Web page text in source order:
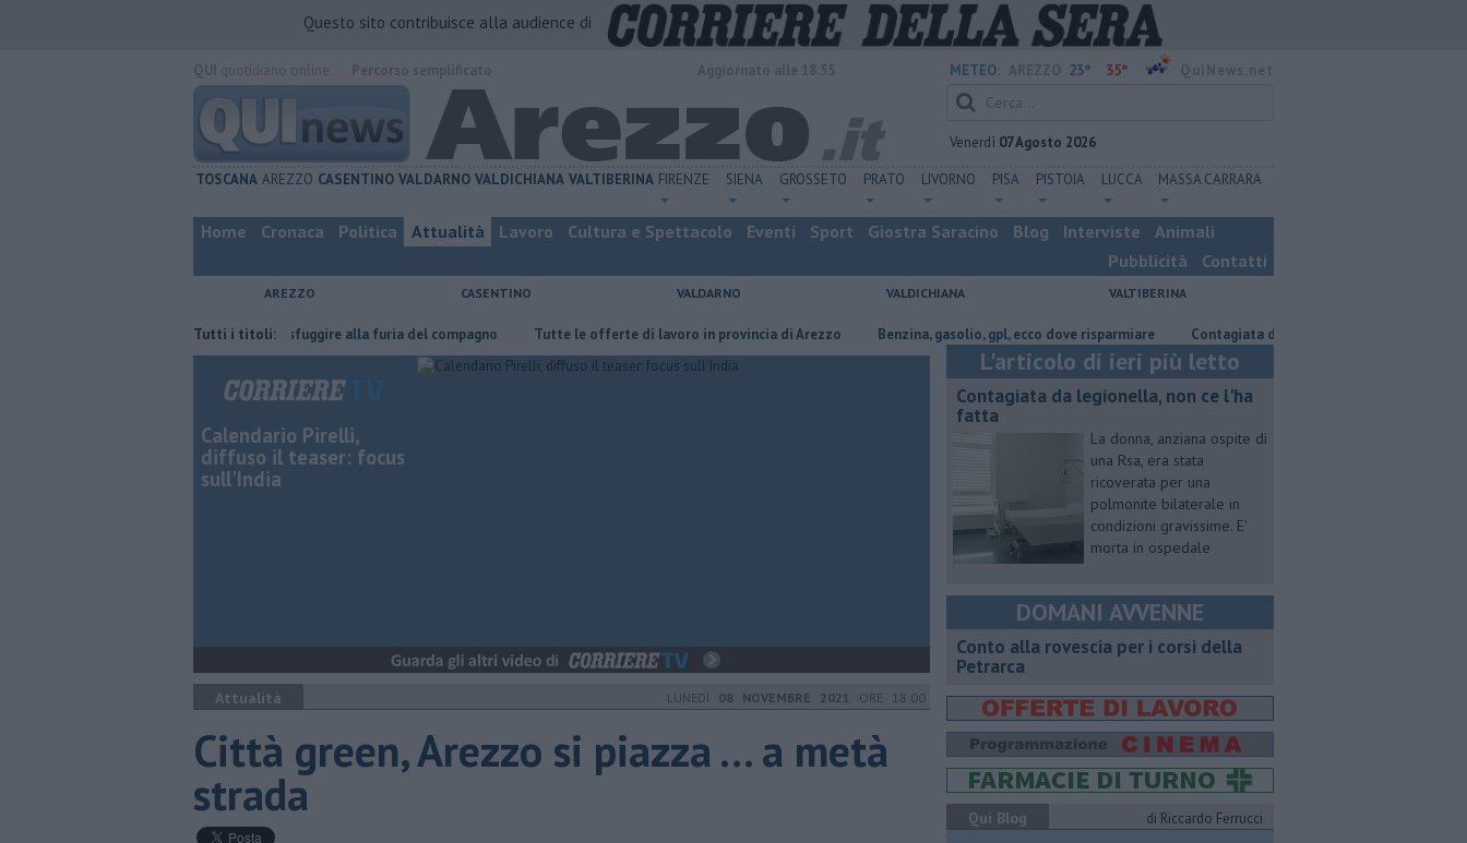
Questo sito contribuisce alla audience di
METEO: 23° 35°
Venerdì 07 Agosto 2026
TOSCANA AREZZO CASENTINO VALDARNO VALDICHIANA VALTIBERINA FIRENZE SIENA GROSSETO PRATO LIVORNO PISA PISTOIA LUCCA MASSA CARRARA
Home Cronaca Politica Attualità Lavoro Cultura e Spettacolo Eventi Sport Giostra Saracino Blog Interviste
Animali
Pubblicità
Contatti
AREZZO CASENTINO VALDARNO VALDICHIANA VALTIBERINA
Tutti i titoli:
Nascosta in un bar per sfuggire alla furia del compagno ​Tutte le offerte di lavoro in provincia di Arezzo ​Benzina, gasolio, gpl, ecco dove risparmiare Contagiata da legionella, non ce l'ha fatta
Calendario Pirelli,
diffuso il teaser: focus
sull'India
Attualità LUNEDÌ 08 NOVEMBRE 2021 ORE 18:00
Città green, Arezzo si piazza ... a metà
strada
L'articolo di ieri più letto
Contagiata da legionella, non ce l'ha
fatta
La donna, anziana ospite di
una Rsa, era stata
ricoverata per una
polmonite bilaterale in
condizioni gravissime. E'
morta in ospedale
DOMANI AVVENNE
​Conto alla rovescia per i corsi della
Petrarca
Qui Blog
di Riccardo Ferrucci